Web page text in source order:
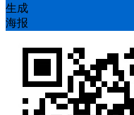
生成
海报